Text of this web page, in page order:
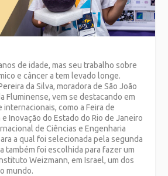
de idade, mas seu trabalho sobre
e câncer a tem levado longe.
da Silva, moradora de São João
Fluminense, vem se destacando em
internacionais, como a Feira de
Inovação do Estado do Rio de Janeiro
de Ciências e Engenharia
a qual foi selecionada pela segunda
também foi escolhida para fazer um
Weizmann, em Israel, um dos
mundo.